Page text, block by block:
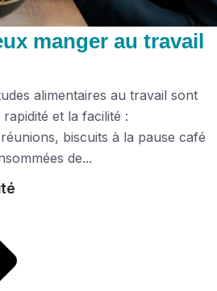
manger au travail
alimentaires au travail sont
et la facilité :
biscuits à la pause café
de...